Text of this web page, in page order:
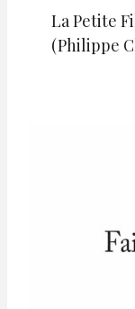
La Petite
(Philippe